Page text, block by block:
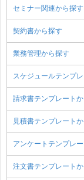
セミナー関連から探す
契約書から探す
業務管理から探す
スケジュールテンプ
請求書テンプレート
見積書テンプレート
アンケートテンプレ
注文書テンプレート